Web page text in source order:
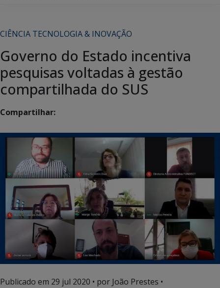
CIÊNCIA TECNOLOGIA & INOVAÇÃO
Governo do Estado incentiva
pesquisas voltadas à gestão
compartilhada do SUS
Compartilhar:
Publicado em 29 jul 2020 • por João Prestes •